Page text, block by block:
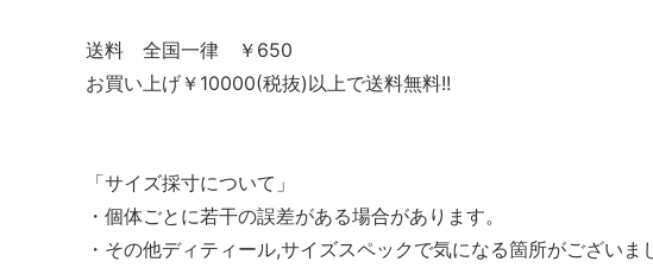
送料 全国一律 ￥650
お買い上げ￥10000(税抜)以上で送料無料!!
「サイズ採寸について」
・個体ごとに若干の誤差がある場合があります。
・その他ディティール,サイズスペックで気になる箇所がござい